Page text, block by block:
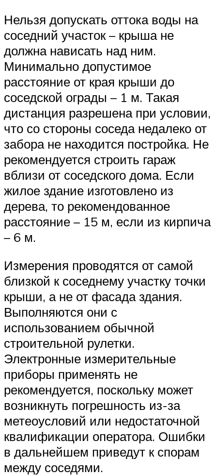
Нельзя допускать оттока воды на
соседний участок – крыша не
должна нависать над ним.
Минимально допустимое
расстояние от края крыши до
соседской ограды – 1 м. Такая
дистанция разрешена при условии,
что со стороны соседа недалеко от
забора не находится постройка. Не
рекомендуется строить гараж
вблизи от соседского дома. Если
жилое здание изготовлено из
дерева, то рекомендованное
расстояние – 15 м, если из кирпича
– 6 м.
Измерения проводятся от самой
близкой к соседнему участку точки
крыши, а не от фасада здания.
Выполняются они с
использованием обычной
строительной рулетки.
Электронные измерительные
приборы применять не
рекомендуется, поскольку может
возникнуть погрешность из-за
метеоусловий или недостаточной
квалификации оператора. Ошибки
в дальнейшем приведут к спорам
между соседями.